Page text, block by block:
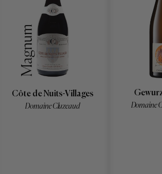
Côte de Nuits-Villages
Domaine Cluzeaud
Domaine